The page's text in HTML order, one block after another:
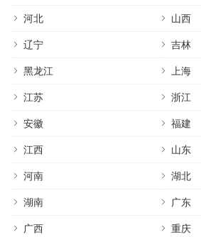
河北 山西
辽宁 吉林
黑龙江 上海
江苏 浙江
安徽 福建
江西 山东
河南 湖北
湖南 广东
广西 重庆